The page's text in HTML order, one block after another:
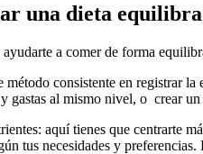
una dieta
a comer de forma
método consistente en registrar
gastas al mismo nivel, o crear
aquí tienes que centrarte
tus necesidades y